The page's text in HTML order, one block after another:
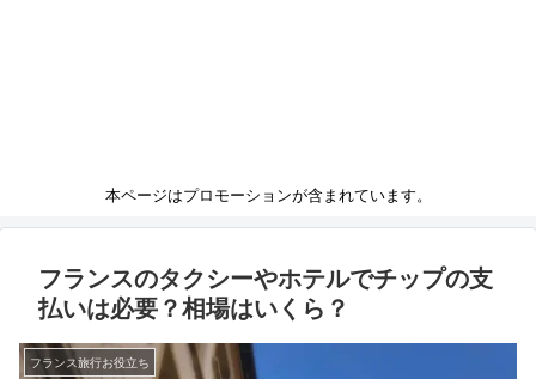
本ページはプロモーションが含まれています。
フランスのタクシーやホテルでチップの支
払いは必要？相場はいくら？
フランス旅行お役立ち